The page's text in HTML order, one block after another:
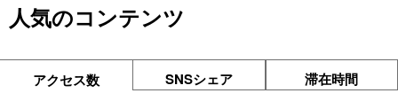
人気のコンテンツ
アクセス数 SNSシェア 滞在時間